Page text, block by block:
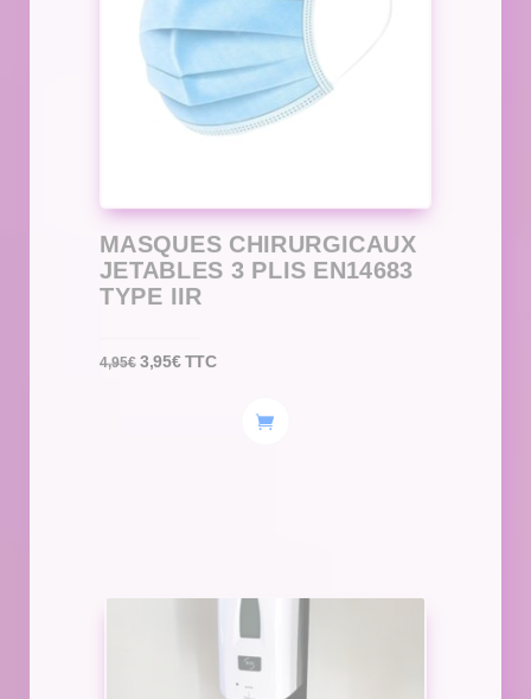
MASQUES CHIRURGICAUX
JETABLES 3 PLIS EN14683
TYPE IIR
4,95€ Le
3,95€Le
TTC